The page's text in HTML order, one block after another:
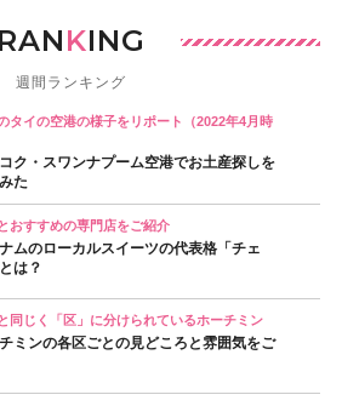
RANKING
週間ランキング
タイの空港の様子をリポート（2022年4月時
ク・スワンナプーム空港でお土産探しを
た
おすすめの専門店をご紹介
ムのローカルスイーツの代表格「チェ
は？
同じく「区」に分けられているホーチミン
ミンの各区ごとの見どころと雰囲気をご